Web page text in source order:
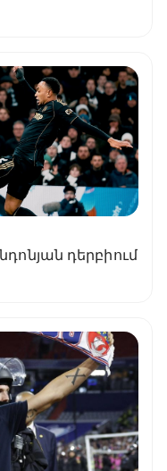
դերբիում